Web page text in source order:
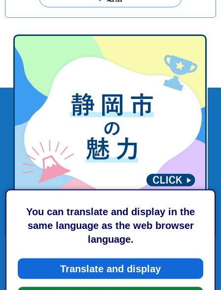
You can translate and display in the
same language as the web browser
language.
Translate and display
家庭でできる生活排水対策